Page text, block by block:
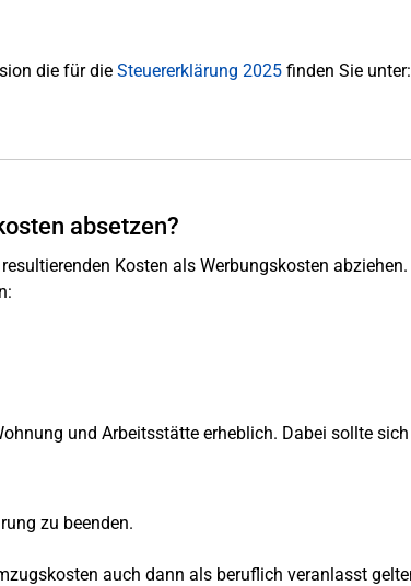
die für die Steuererklärung 2025 finden Sie unter:
absetzen?
Kosten als Werbungskosten abziehen.
und Arbeitsstätte erheblich. Dabei sollte
zu beenden.
auch dann als beruflich veranlasst